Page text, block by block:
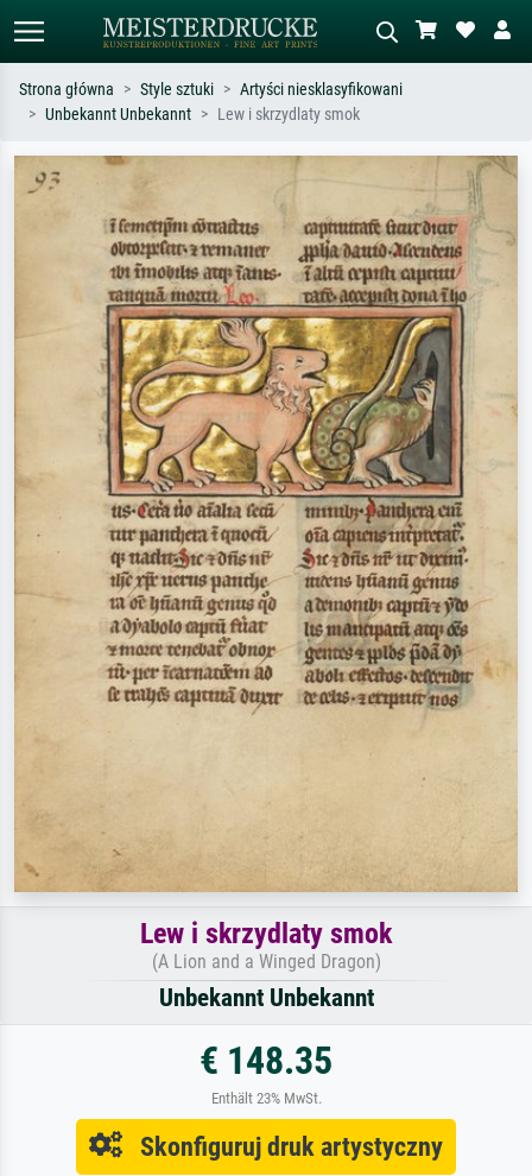
Szukaj wg artysty, tytułu lub stylu – np.
impresjonizm, fala Hokusaia, akt.
Opisz scenę – np. zielona łąka,
abstrakcja z czerwienią, ciemny olej,
stojący akt obok drzewa.
Strona główna Style sztuki
Artyści niesklasyfikowani
Unbekannt Unbekannt
Lew i skrzydlaty smok
Lew i skrzydlaty smok
(A Lion and a Winged Dragon)
Unbekannt Unbekannt
€ 148.35
Enthält 23% MwSt.
Skonfiguruj druk artystyczny